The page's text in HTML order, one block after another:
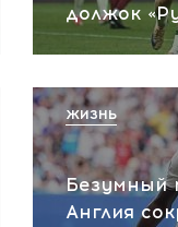
должок
Безумный
Англия
ЖИЗНЬ